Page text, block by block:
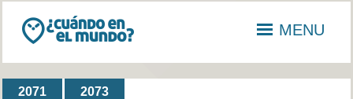
MENU
2071 2073